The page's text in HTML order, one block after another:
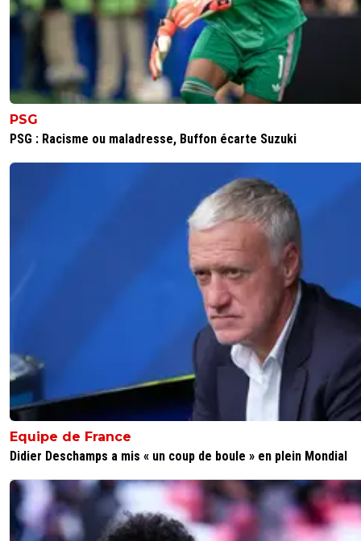
PSG
PSG : Racisme ou maladresse, Buffon écarte Suzuki
Equipe de France
Didier Deschamps a mis « un coup de boule » en plein Mondial